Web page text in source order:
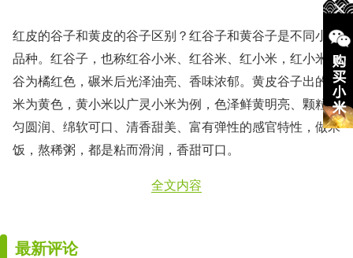
红皮的谷子和黄皮的谷子区别？红谷子和黄谷子是不同小米
品种。红谷子，也称红谷小米、红谷米、红小米，红小米原
谷为橘红色，碾米后光泽油亮、香味浓郁。黄皮谷子出的小
米为黄色，黄小米以广灵小米为例，色泽鲜黄明亮、颗粒均
匀圆润、绵软可口、清香甜美、富有弹性的感官特性，做米
饭，熬稀粥，都是粘而滑润，香甜可口。
全文内容
最新评论